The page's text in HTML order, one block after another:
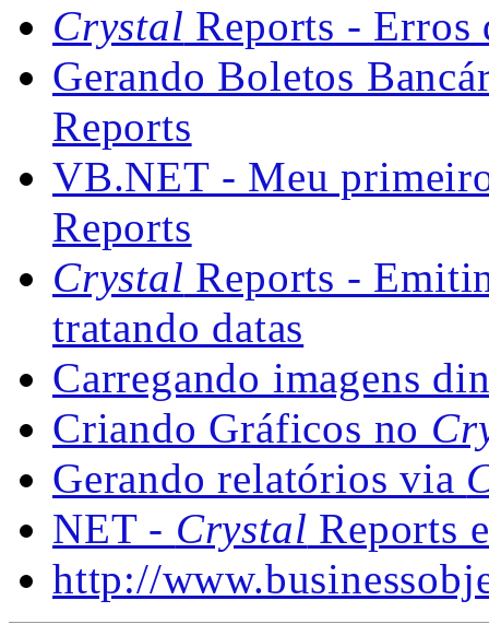
Crystal Reports - Erros
Gerando Boletos
Reports
VB.NET - Meu
Reports
Crystal Reports -
tratando datas
Carregando imagens
Criando Gráficos no
Gerando relatórios via
NET - Crystal Reports
http://